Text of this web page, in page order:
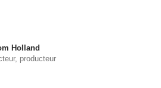
Holland
producteur